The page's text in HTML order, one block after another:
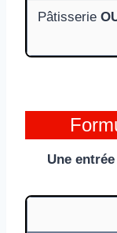
Pâtisserie
Une